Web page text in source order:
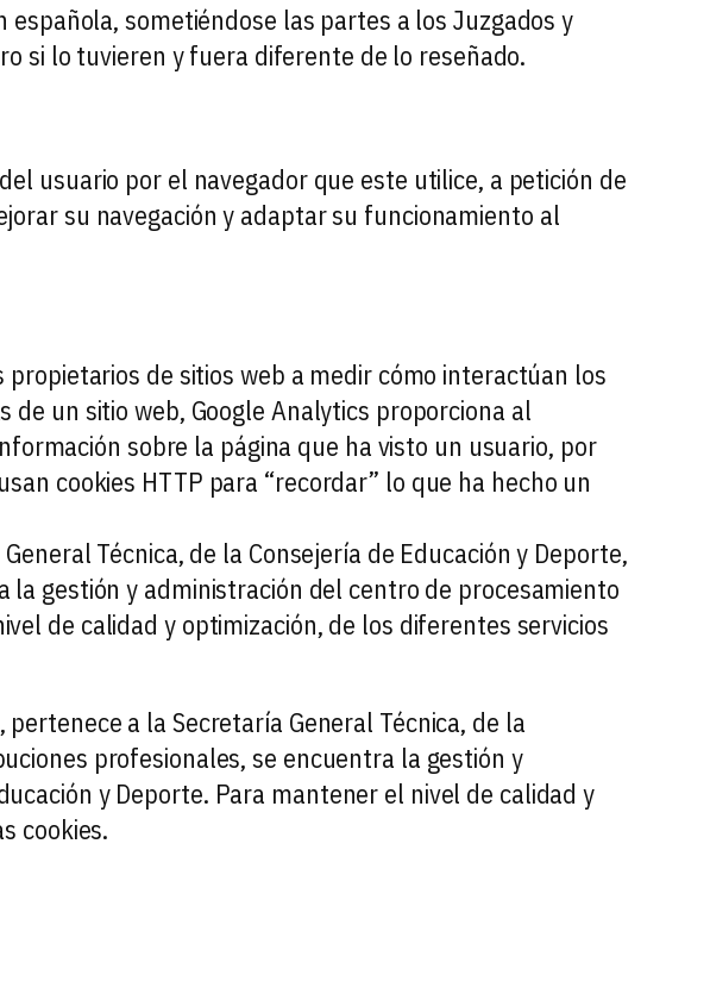
sometiéndose las partes a los Juzgados y
si lo tuvieren y fuera diferente de lo reseñado.
usuario por el navegador que este utilice, a petición de
su navegación y adaptar su funcionamiento al
de sitios web a medir cómo interactúan los
de un sitio web, Google Analytics proporciona al
sobre la página que ha visto un usuario, por
cookies HTTP para “recordar” lo que ha hecho un
Técnica, de la Consejería de Educación y Deporte,
gestión y administración del centro de procesamiento
de calidad y optimización, de los diferentes servicios
a la Secretaría General Técnica, de la
profesionales, se encuentra la gestión y
y Deporte. Para mantener el nivel de calidad y
cookies.